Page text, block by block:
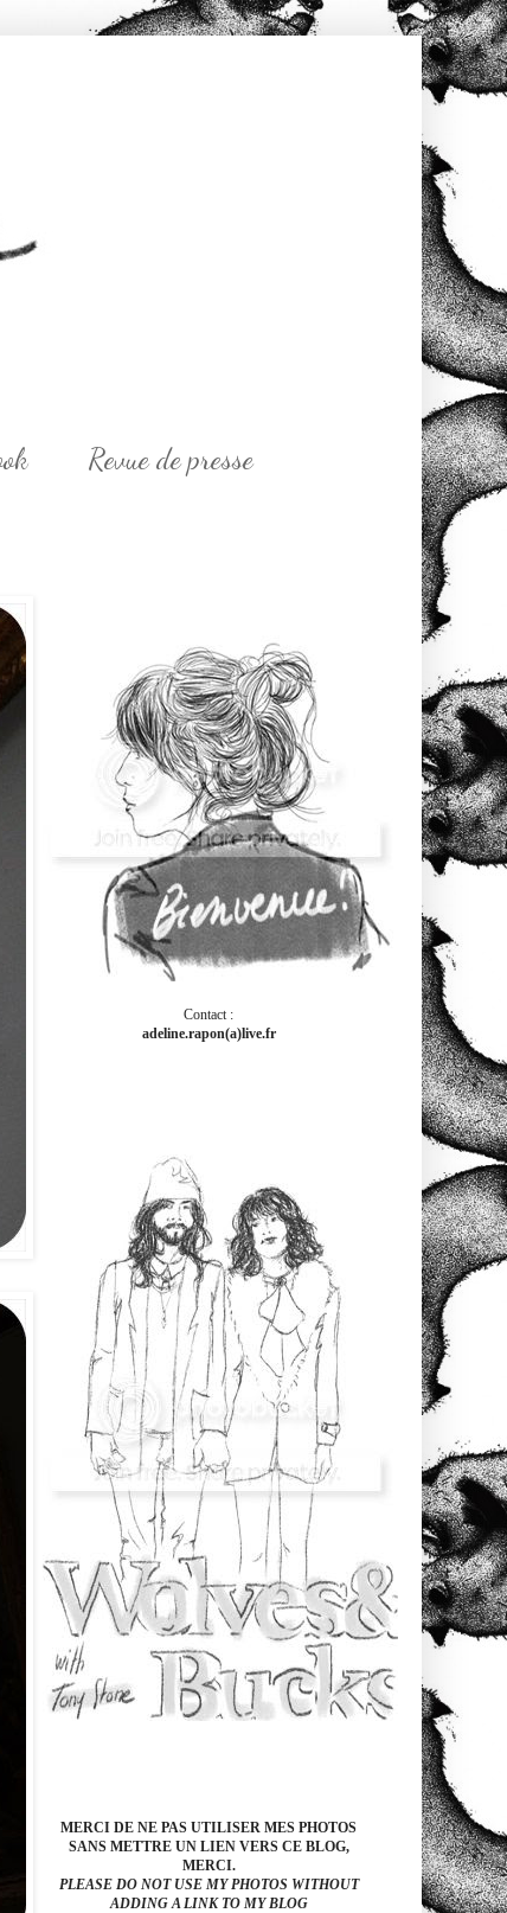
Revue de presse
Contact :
adeline.rapon(a)live.fr
MERCI DE NE PAS UTILISER MES PHOTOS
SANS METTRE UN LIEN VERS CE BLOG,
MERCI.
PLEASE DO NOT USE MY PHOTOS WITHOUT
ADDING A LINK TO MY BLOG